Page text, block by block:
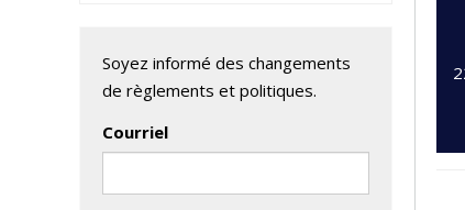
Soyez informé des changements
de règlements et politiques.
Courriel